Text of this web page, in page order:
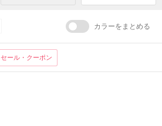
カラーをまとめる
セール・クーポン